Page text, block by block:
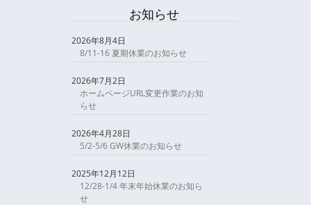
お知らせ
2026年8月4日
8/11-16 夏期休業のお知らせ
2026年7月2日
ホームページURL変更作業のお知
らせ
2026年4月28日
5/2-5/6 GW休業のお知らせ
2025年12月12日
12/28-1/4 年末年始休業のお知ら
せ